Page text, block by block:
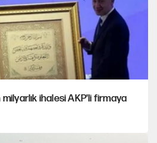
milyarlık ihalesi AKP'li firmaya